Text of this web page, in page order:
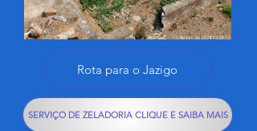
Rota para o Jazigo
SERVIÇO DE ZELADORIA CLIQUE E SAIBA MAIS